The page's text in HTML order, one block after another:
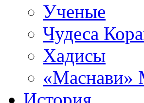
Ученые
Чудеса
Хадисы
«Маснави»